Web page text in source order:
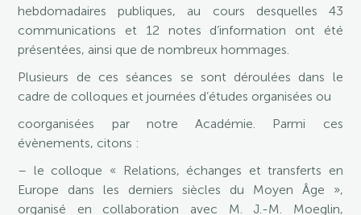
hebdomadaires publiques, au cours desquelles 43
communications et 12 notes d’information ont été
présentées, ainsi que de nombreux hommages.
Plusieurs de ces séances se sont déroulées dans le
cadre de colloques et journées d’études organisées ou
coorganisées par notre Académie. Parmi ces
évènements, citons :
– le colloque « Relations, échanges et transferts en
Europe dans les derniers siècles du Moyen Âge »,
organisé en collaboration avec M. J.-M. Moeglin,